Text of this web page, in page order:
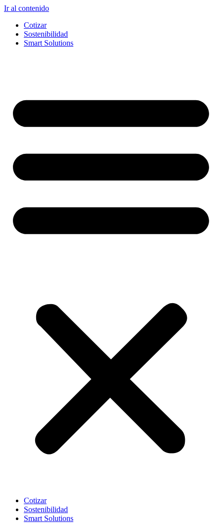
Ir al contenido
Cotizar
Sostenibilidad
Smart Solutions
Cotizar
Sostenibilidad
Smart Solutions